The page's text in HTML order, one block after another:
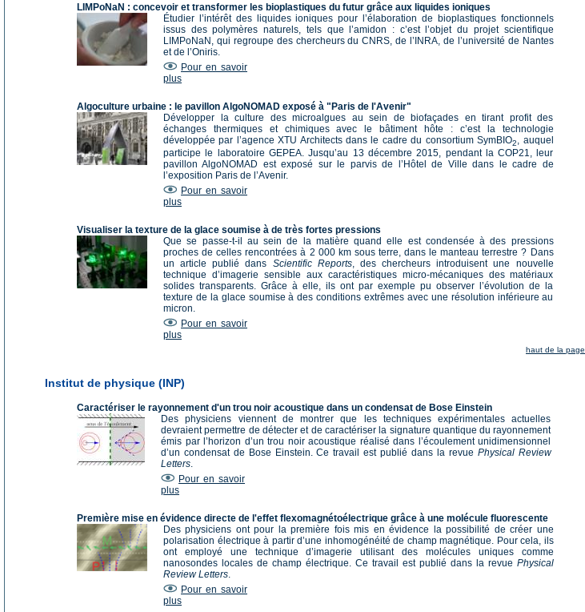
LIMPoNaN : concevoir et transformer les bioplastiques du futur grâce aux liquides ioniques
Étudier l’intérêt des liquides ioniques pour l’élaboration de bioplastiques fonctionnels
issus des polymères naturels, tels que l’amidon : c’est l’objet du projet scientifique
LIMPoNaN, qui regroupe des chercheurs du CNRS, de l’INRA, de l’université de Nantes
et de l’Oniris.
Pour en savoir
plus
Algoculture urbaine : le pavillon AlgoNOMAD exposé à "Paris de l'Avenir"
Développer la culture des microalgues au sein de biofaçades en tirant profit des
échanges thermiques et chimiques avec le bâtiment hôte : c’est la technologie
développée par l’agence XTU Architects dans le cadre du consortium SymBIO2
, auquel
participe le laboratoire GEPEA. Jusqu’au 13 décembre 2015, pendant la COP21, leur
pavillon AlgoNOMAD est exposé sur le parvis de l’Hôtel de Ville dans le cadre de
l’exposition Paris de l’Avenir.
Pour en savoir
plus
Visualiser la texture de la glace soumise à de très fortes pressions
Que se passe-t-il au sein de la matière quand elle est condensée à des pressions
proches de celles rencontrées à 2 000 km sous terre, dans le manteau terrestre ? Dans
un article publié dans Scientific Reports, des chercheurs introduisent une nouvelle
technique d’imagerie sensible aux caractéristiques micro-mécaniques des matériaux
solides transparents. Grâce à elle, ils ont par exemple pu observer l’évolution de la
texture de la glace soumise à des conditions extrêmes avec une résolution inférieure au
micron.
Pour en savoir
plus
haut de la page
Institut de physique (INP)
Caractériser le rayonnement d'un trou noir acoustique dans un condensat de Bose Einstein
Des physiciens viennent de montrer que les techniques expérimentales actuelles
devraient permettre de détecter et de caractériser la signature quantique du rayonnement
émis par l’horizon d’un trou noir acoustique réalisé dans l’écoulement unidimensionnel
d’un condensat de Bose Einstein. Ce travail est publié dans la revue Physical Review
Letters.
Pour en savoir
plus
Première mise en évidence directe de l'effet flexomagnétoélectrique grâce à une molécule fluorescente
Des physiciens ont pour la première fois mis en évidence la possibilité de créer une
polarisation électrique à partir d’une inhomogénéité de champ magnétique. Pour cela, ils
ont employé une technique d’imagerie utilisant des molécules uniques comme
nanosondes locales de champ électrique. Ce travail est publié dans la revue Physical
Review Letters.
Pour en savoir
plus